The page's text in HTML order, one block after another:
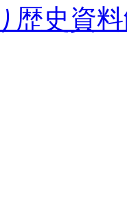
歴史資